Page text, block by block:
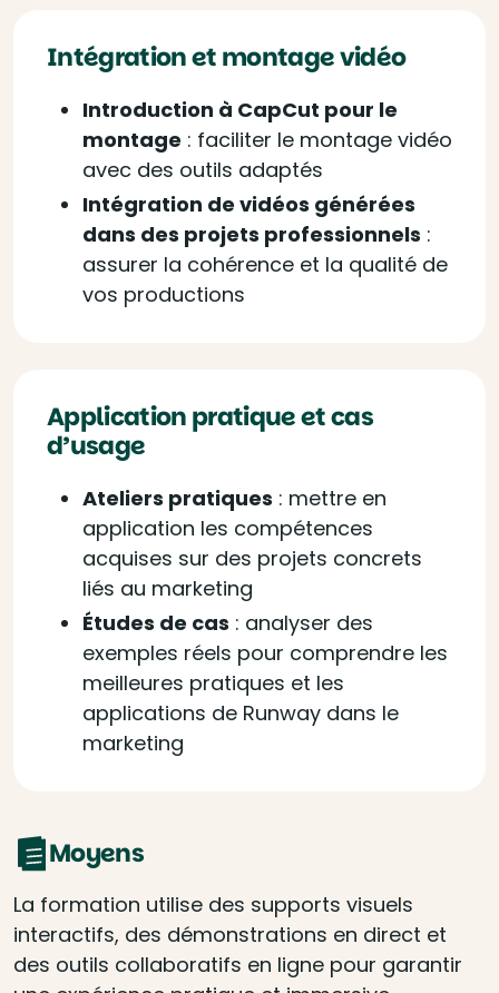
Intégration et montage vidéo
Introduction à CapCut pour le
montage : faciliter le montage vidéo
avec des outils adaptés
Intégration de vidéos générées
dans des projets professionnels :
assurer la cohérence et la qualité de
vos productions
Application pratique et cas
d’usage
Ateliers pratiques : mettre en
application les compétences
acquises sur des projets concrets
liés au marketing
Études de cas : analyser des
exemples réels pour comprendre les
meilleures pratiques et les
applications de Runway dans le
marketing
Moyens
La formation utilise des supports visuels
interactifs, des démonstrations en direct et
des outils collaboratifs en ligne pour garantir